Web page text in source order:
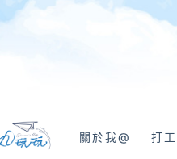
關於我@ 打